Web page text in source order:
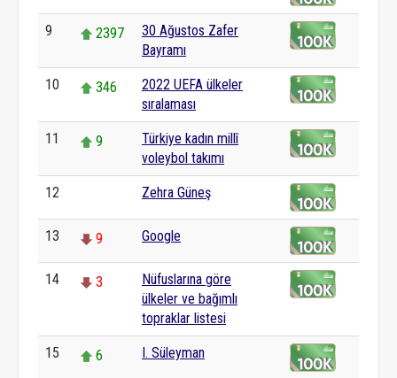
9 2397
30 Ağustos Zafer
Bayramı
10 346
2022 UEFA ülkeler
sıralaması
11 9
Türkiye kadın millî
voleybol takımı
12 Zehra Güneş
13 9 Google
14 3
Nüfuslarına göre
ülkeler ve bağımlı
topraklar listesi
15 6 I. Süleyman